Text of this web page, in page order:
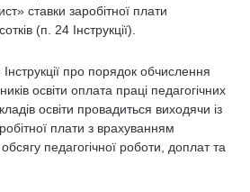
ставки заробітної плати
(п. 24 Інструкції).
про порядок обчислення
освіти оплата праці педагогічних
освіти провадиться виходячи із
плати з врахуванням
педагогічної роботи, доплат та